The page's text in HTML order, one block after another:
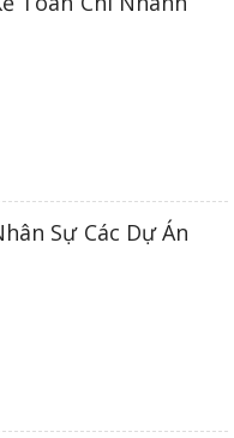
Sự Các Dự Án